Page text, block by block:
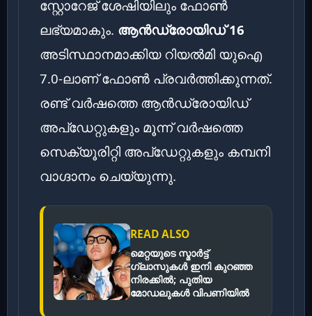
സ്റ്റോറേജ് ശേഷിയിലും ഫോൺ
ലഭ്യമാകും. ആൻഡ്രോയിഡ് 16
അടിസ്ഥാനമാക്കിയ റിയൽമി യുഐ
7.0-ലാണ് ഫോൺ പ്രവർത്തിക്കുന്നത്.
രണ്ട് വർഷത്തെ ആൻഡ്രോയിഡ്
അപ്‌ഡേറ്റുകളും മൂന്ന് വർഷത്തെ
സെക്യൂരിറ്റി അപ്‌ഡേറ്റുകളും കമ്പനി
വാഗ്ദാനം ചെയ്യുന്നു.
READ ALSO
മെറ്റയുടെ സ്മാർട്ട്
ഗ്ലാസുകൾ ഇനി കുറഞ്ഞ
നിരക്കിൽ; പുതിയ
മോഡലുകൾ വിപണിയിൽ